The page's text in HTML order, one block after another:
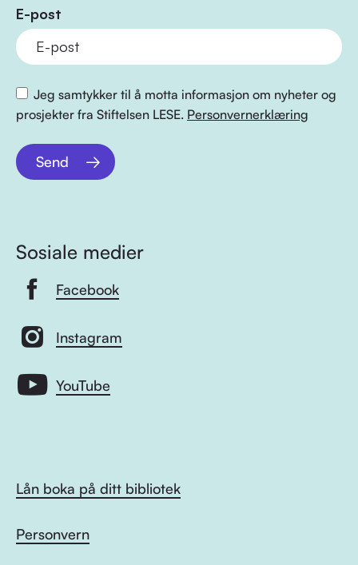
E-post
Jeg samtykker til å motta informasjon om nyheter og
prosjekter fra Stiftelsen LESE. Personvernerklæring
Send
Sosiale medier
Facebook
Instagram
YouTube
Lån boka på ditt bibliotek
Personvern